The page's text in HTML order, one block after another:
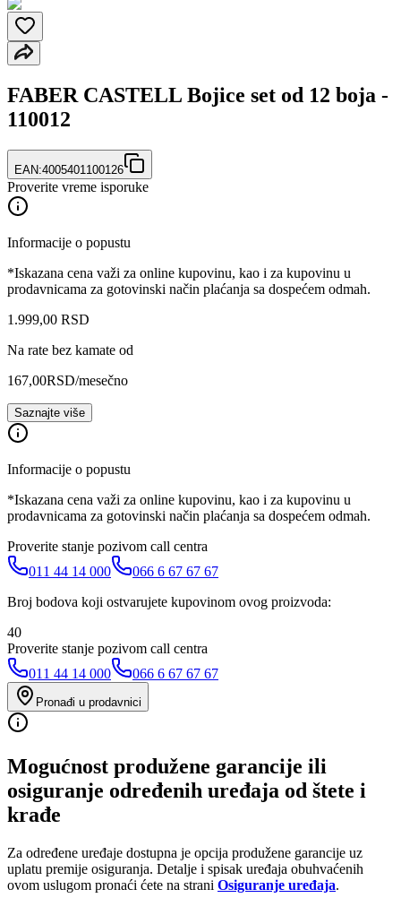
FABER CASTELL Bojice set od 12 boja -
110012
EAN:4005401100126
Proverite vreme isporuke
Informacije o popustu
*Iskazana cena važi za online kupovinu, kao i za kupovinu u
prodavnicama za gotovinski način plaćanja sa dospećem odmah.
1.999,00 RSD
Na rate bez kamate od
167,00RSD/mesečno
Saznajte više
Informacije o popustu
*Iskazana cena važi za online kupovinu, kao i za kupovinu u
prodavnicama za gotovinski način plaćanja sa dospećem odmah.
Proverite stanje pozivom call centra
011 44 14 000
066 6 67 67 67
Broj bodova koji ostvarujete kupovinom ovog proizvoda:
40
Proverite stanje pozivom call centra
011 44 14 000
066 6 67 67 67
Pronađi u prodavnici
Mogućnost produžene garancije ili
osiguranje određenih uređaja od štete i
krađe
Za određene uređaje dostupna je opcija produžene garancije uz
uplatu premije osiguranja. Detalje i spisak uređaja obuhvaćenih
ovom uslugom pronaći ćete na strani Osiguranje uređaja.